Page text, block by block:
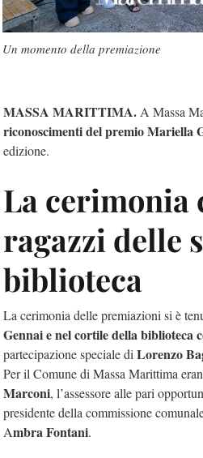
Un momento della premiazione
MASSA MARITTIMA. A Massa
riconoscimenti del premio Mariella
edizione.
La cerimonia
ragazzi delle
biblioteca
La cerimonia delle premiazioni si è
Gennai e nel cortile della biblioteca
partecipazione speciale di Lorenzo
Per il Comune di Massa Marittima
Marconi, l’assessore alle pari
presidente della commissione
Ambra Fontani.